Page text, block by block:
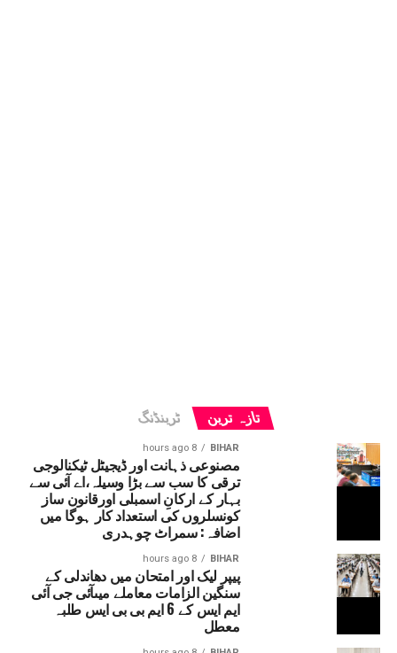
تازہ ترین ٹرینڈنگ
BIHAR
8 hours ago
مصنوعی ذہانت اور ڈیجیٹل ٹیکنالوجی
ترقی کا سب سے بڑا وسیلہ،اے آئی سے
بہار کے ارکانِ اسمبلی اورقانون ساز
کونسلروں کی استعداد کار ہوگا میں
اضافہ: سمراٹ چوہدری
BIHAR
8 hours ago
پیپر لیک اور امتحان میں دھاندلی کے
سنگین الزامات معاملے میںآئی جی آئی
ایم ایس کے 6 ایم بی بی ایس طلبہ
معطل